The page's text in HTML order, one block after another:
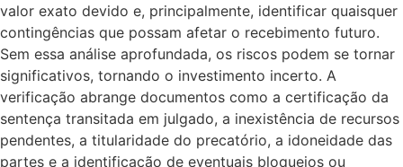
valor exato devido e, principalmente, identificar quaisquer
contingências que possam afetar o recebimento futuro.
Sem essa análise aprofundada, os riscos podem se tornar
significativos, tornando o investimento incerto. A
verificação abrange documentos como a certificação da
sentença transitada em julgado, a inexistência de recursos
pendentes, a titularidade do precatório, a idoneidade das
partes e a identificação de eventuais bloqueios ou